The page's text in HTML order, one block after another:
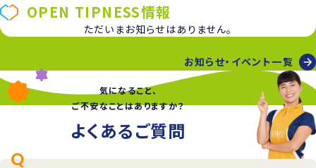
OPEN TIPNESS情報
ただいまお知らせはありません。
お知らせ・イベント一覧
気になること、
ご不安なことはありますか？
よくあるご質問